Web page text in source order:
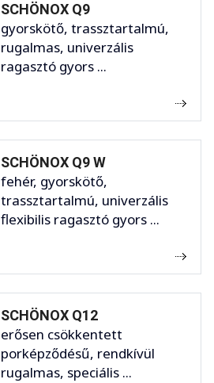
SCHÖNOX Q9
gyorskötő, trassztartalmú,
rugalmas, univerzális
ragasztó gyors ...
SCHÖNOX Q9 W
fehér, gyorskötő,
trassztartalmú, univerzális
flexibilis ragasztó gyors ...
SCHÖNOX Q12
erősen csökkentett
porképződésű, rendkívül
rugalmas, speciális ...